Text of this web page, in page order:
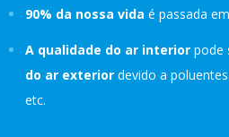
90% da nossa vida é passada
A qualidade do ar interior pode
do ar exterior devido a
etc.